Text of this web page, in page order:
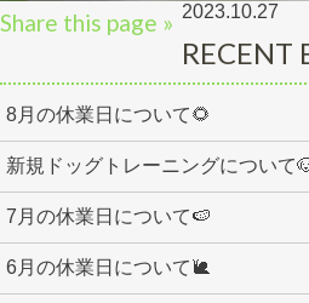
Share this page » 2023.10.27
RECENT
8月の休業日について🌻
新規ドッグトレーニングについて
7月の休業日について🍉
6月の休業日について🐌